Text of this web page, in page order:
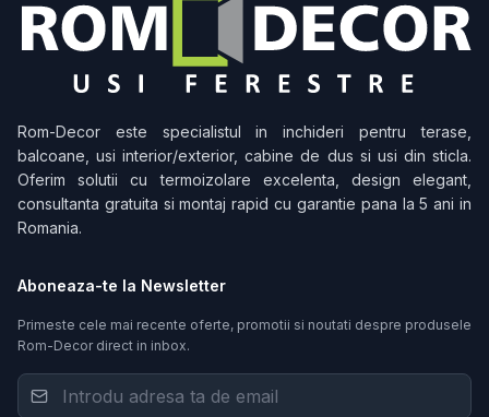
Rom-Decor este specialistul in inchideri pentru terase,
balcoane, usi interior/exterior, cabine de dus si usi din sticla.
Oferim solutii cu termoizolare excelenta, design elegant,
consultanta gratuita si montaj rapid cu garantie pana la 5 ani in
Romania.
Aboneaza-te la Newsletter
Primeste cele mai recente oferte, promotii si noutati despre produsele
Rom-Decordirect in inbox.